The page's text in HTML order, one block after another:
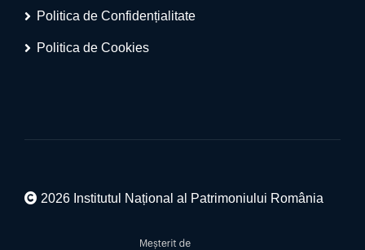
Politica de Confidențialitate
Politica de Cookies
2026 Institutul Național al Patrimoniului România